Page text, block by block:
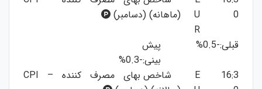
0
U
R
(ماهانه) (دسامبر)
قبلی:-0.5%
پیش
بینی:-0.3%
16:3
E
شاخص بهای مصرف کننده – CPI